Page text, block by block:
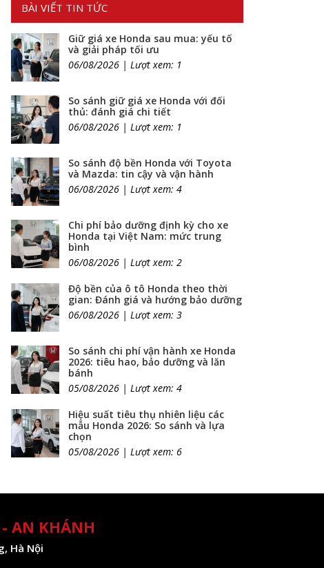
BÀI VIẾT TIN TỨC
Giữ giá xe Honda sau mua: yếu tố
và giải pháp tối ưu
06/08/2026 | Lượt xem: 1
So sánh giữ giá xe Honda với đối
thủ: đánh giá chi tiết
06/08/2026 | Lượt xem: 1
So sánh độ bền Honda với Toyota
và Mazda: tin cậy và vận hành
06/08/2026 | Lượt xem: 4
Chi phí bảo dưỡng định kỳ cho xe
Honda tại Việt Nam: mức trung
bình
06/08/2026 | Lượt xem: 2
Độ bền của ô tô Honda theo thời
gian: Đánh giá và hướng bảo dưỡng
06/08/2026 | Lượt xem: 3
So sánh chi phí vận hành xe Honda
2026: tiêu hao, bảo dưỡng và lăn
bánh
05/08/2026 | Lượt xem: 4
Hiệu suất tiêu thụ nhiên liệu các
mẫu Honda 2026: So sánh và lựa
chọn
05/08/2026 | Lượt xem: 6
AN KHÁNH
Hà Nội